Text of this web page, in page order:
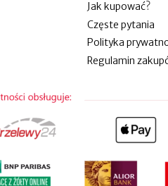
Jak kupować?
Częste pytania
Polityka
Regulamin